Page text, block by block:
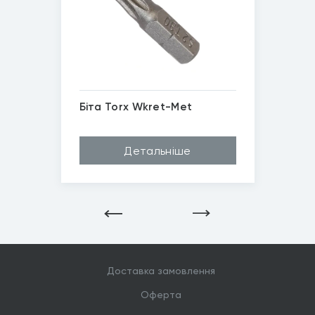
Біта Torx Wkret-Met
Довжина (A...
250мм, 350мм, 25...
Бренд
Wkret-Met
*
Зображені фото є...
Детальніше
Доставка замовлення
Оферта